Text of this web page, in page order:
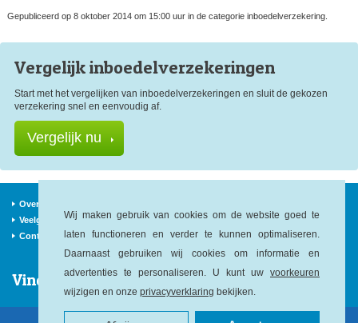
Wij maken gebruik van cookies om de website goed te
laten functioneren en verder te kunnen optimaliseren.
Daarnaast gebruiken wij cookies om informatie en
advertenties te personaliseren. U kunt uw voorkeuren
wijzigen en onze privacyverklaring bekijken.
Gepubliceerd op 8 oktober 2014 om 15:00 uur in de categorie inboedelverzekering.
Vergelijk inboedelverzekeringen
Start met het vergelijken van inboedelverzekeringen en sluit de gekozen
verzekering snel en eenvoudig af.
Vergelijk nu
Over ons
Veelgestelde vragen
Begrippen
Sitemap
Contact
Vind ons op: